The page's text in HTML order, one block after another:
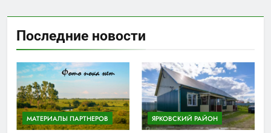
Последние новости
МАТЕРИАЛЫ ПАРТНЕРОВ ЯРКОВСКИЙ РАЙОН